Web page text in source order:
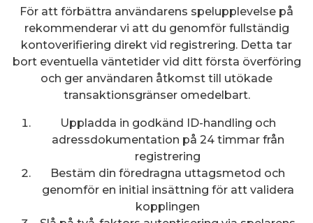
För att förbättra användarens spelupplevelse på
rekommenderar vi att du genomför fullständig
kontoverifiering direkt vid registrering. Detta tar
bort eventuella väntetider vid ditt första överföring
och ger användaren åtkomst till utökade
transaktionsgränser omedelbart.
Uppladda in godkänd ID-handling och
adressdokumentation på 24 timmar från
registrering
Bestäm din föredragna uttagsmetod och
genomför en initial insättning för att validera
kopplingen